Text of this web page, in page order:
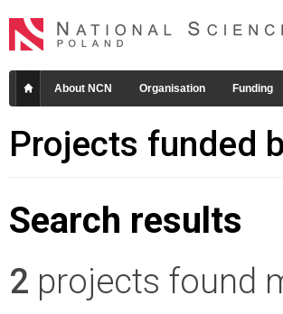
About NCN Organisation Funding
Projects funded
Search results
2 projects found